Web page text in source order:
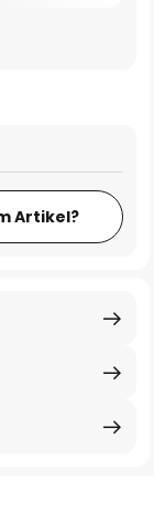
Artikel?